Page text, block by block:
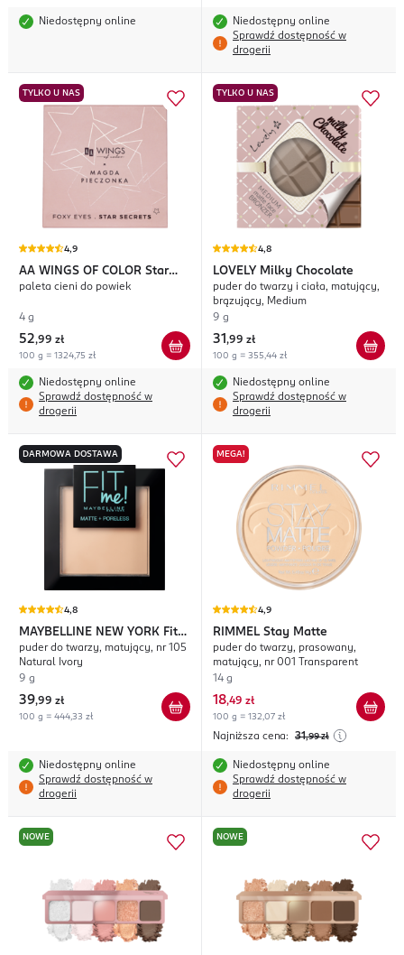
Niedostępny online
Niedostępny online
Sprawdź dostępność w
drogerii
TYLKO U NAS
4,9
AA WINGS OF COLOR Star
Secrets Foxy Eyes
paleta cieni do powiek
4 g
52,99 zł
100 g = 1324,75 zł
Niedostępny online
Sprawdź dostępność w
drogerii
TYLKO U NAS
4,8
LOVELY Milky Chocolate
puder do twarzy i ciała, matujący,
brązujący, Medium
9 g
31 ,99 zł
100 g = 355,44 zł
Niedostępny online
Sprawdź dostępność w
drogerii
DARMOWA DOSTAWA
4,8
MAYBELLINE NEW YORK Fit
Me Matte + Poreless
puder do twarzy, matujący, nr 105
Natural Ivory
9 g
39,99 zł
100 g = 444,33 zł
Niedostępny online
Sprawdź dostępność w
drogerii
MEGA!
4,9
RIMMEL Stay Matte
puder do twarzy, prasowany,
matujący, nr 001 Transparent
14 g
18,49 zł
100 g = 132,07 zł
Najniższa cena: 31,99 zł
Niedostępny online
Sprawdź dostępność w
drogerii
NOWE NOWE